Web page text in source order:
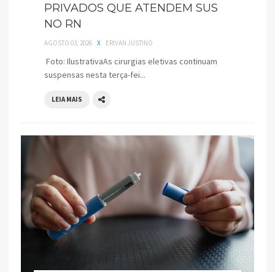
PRIVADOS QUE ATENDEM SUS
NO RN
AGOSTO 03, 2026 X ERIVAN JUSTINO
Foto: IlustrativaAs cirurgias eletivas continuam
suspensas nesta terça-fei...
LEIA MAIS